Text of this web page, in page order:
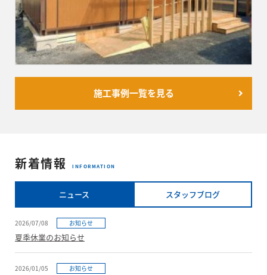
施工事例一覧を見る
新着情報 INFORMATION
ニュース スタッフブログ
2026/07/08 お知らせ
夏季休業のお知らせ
2026/01/05 お知らせ